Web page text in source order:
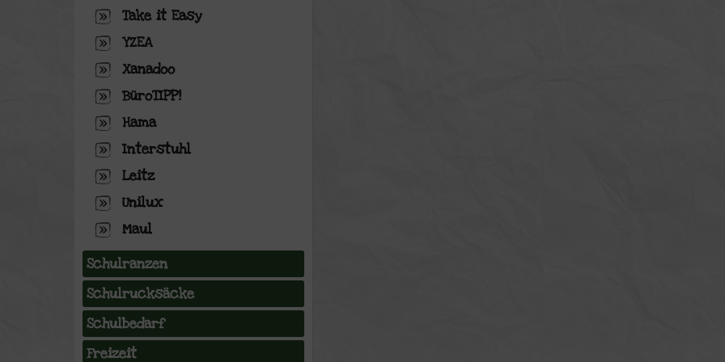
Take it Easy
YZEA
Xanadoo
BüroTIPP!
Hama
Interstuhl
Leitz
Unilux
Maul
Schulranzen
Schulrucksäcke
Schulbedarf
Freizeit